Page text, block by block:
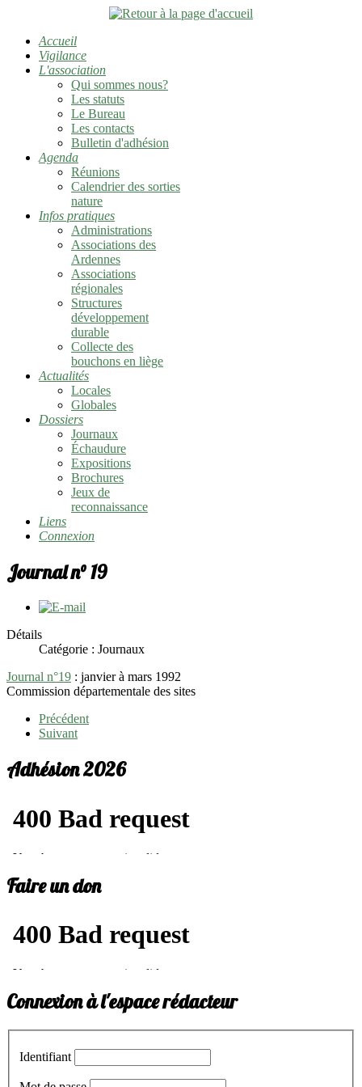
Accueil
Vigilance
L'association
Qui sommes nous?
Les statuts
Le Bureau
Les contacts
Bulletin d'adhésion
Agenda
Réunions
Calendrier des sorties
nature
Infos pratiques
Administrations
Associations des
Ardennes
Associations
régionales
Structures
développement
durable
Collecte des
bouchons en liège
Actualités
Locales
Globales
Dossiers
Journaux
Échaudure
Expositions
Brochures
Jeux de
reconnaissance
Liens
Connexion
Journal n° 19
Détails
Catégorie : Journaux
Journal n°19 : janvier à mars 1992
Commission départementale des sites
Précédent
Suivant
Adhésion 2026
Faire un don
Connexion à l'espace rédacteur
Identifiant